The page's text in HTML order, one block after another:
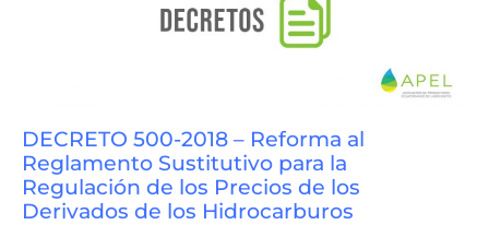
DECRETO 500-2018 – Reforma al
Reglamento Sustitutivo para la
Regulación de los Precios de los
Derivados de los Hidrocarburos